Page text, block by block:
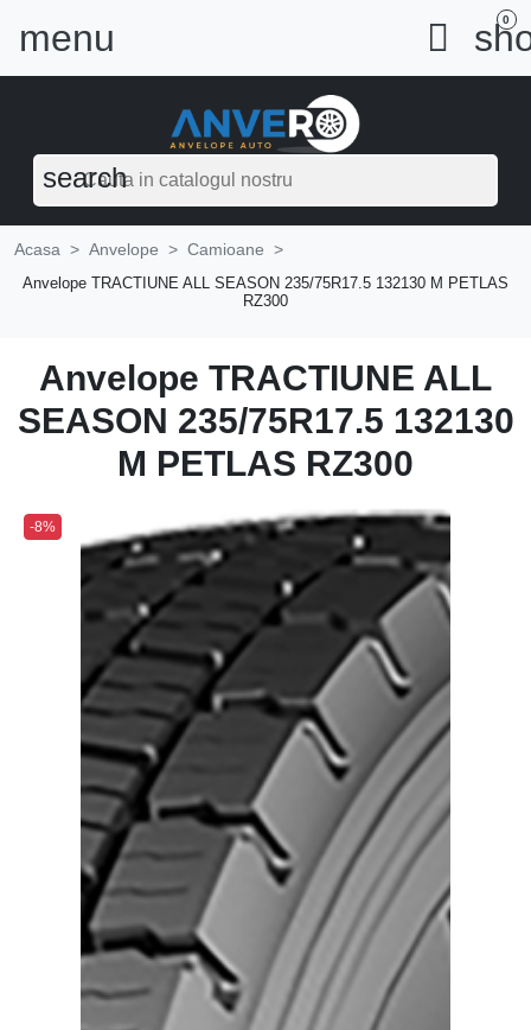
menu  0
search
Acasa Anvelope Camioane
Anvelope TRACTIUNE ALL SEASON 235/75R17.5 132130 M PETLAS
RZ300
Anvelope TRACTIUNE ALL
SEASON 235/75R17.5 132130
M PETLAS RZ300
-8%